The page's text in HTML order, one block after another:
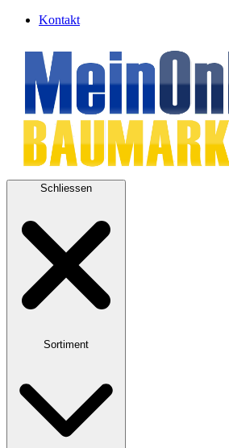
Kontakt
Schliessen
Sortiment